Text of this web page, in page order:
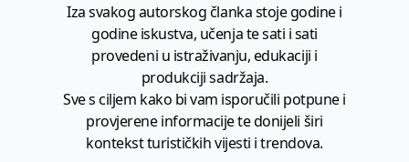
Iza svakog autorskog članka stoje godine i
godine iskustva, učenja te sati i sati
provedeni u istraživanju, edukaciji i
produkciji sadržaja.
Sve s ciljem kako bi vam isporučili potpune i
provjerene informacije te donijeli širi
kontekst turističkih vijesti i trendova.